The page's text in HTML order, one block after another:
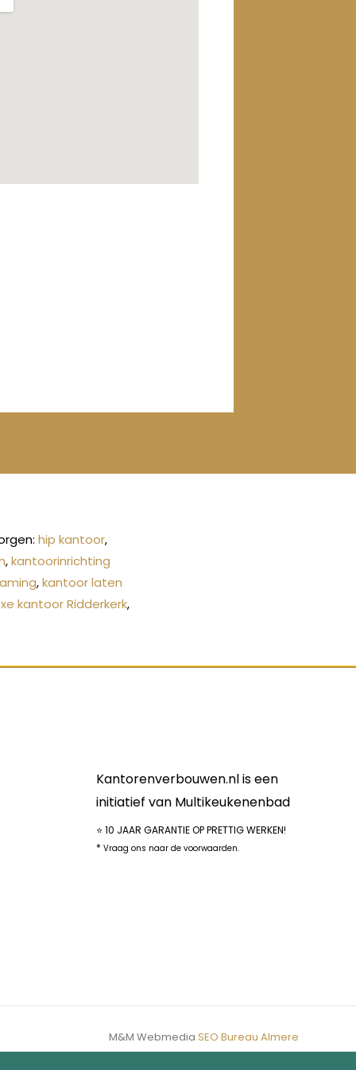
hip kantoor,
,kantoorinrichting
,kantoor laten
kantoor Ridderkerk,
Kantorenverbouwen.nl is een
initiatief van Multikeukenenbad
⭐ 10 JAAR GARANTIE OP PRETTIG WERKEN!
* Vraag ons naar de voorwaarden.
M&M Webmedia SEO Bureau Almere